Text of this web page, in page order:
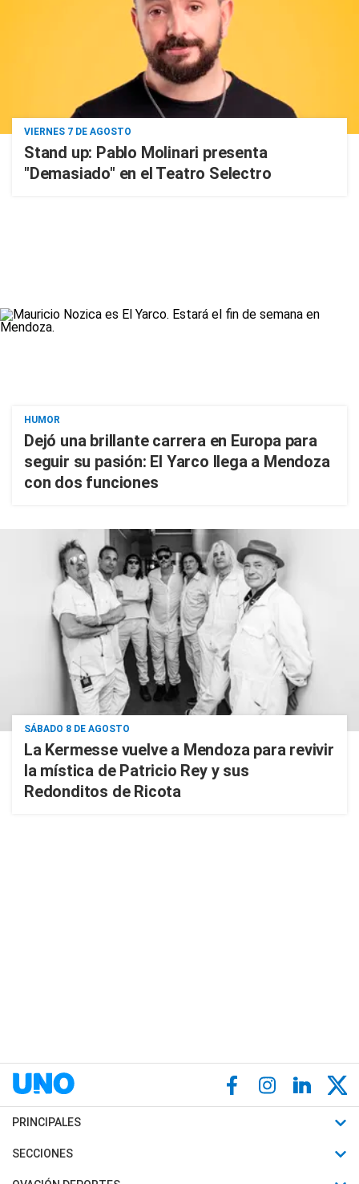
VIERNES 7 DE AGOSTO
Stand up: Pablo Molinari presenta
"Demasiado" en el Teatro Selectro
HUMOR
Dejó una brillante carrera en Europa para
seguir su pasión: El Yarco llega a Mendoza
con dos funciones
SÁBADO 8 DE AGOSTO
La Kermesse vuelve a Mendoza para revivir
la mística de Patricio Rey y sus
Redonditos de Ricota
PRINCIPALES
Últimas Noticias
Política
SECCIONES